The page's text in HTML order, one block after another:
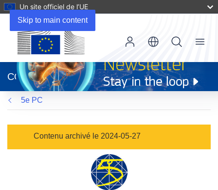
Skip to main content
Un site officiel de l’UE
dans
une
nouvelle
fenêtre)
CORDIS
Menu
5e PC
Contenu archivé le 2024-05-27